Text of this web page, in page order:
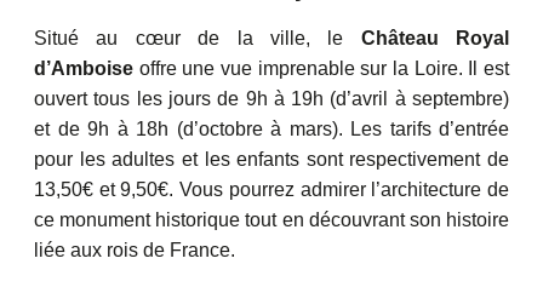
Situé au cœur de la ville, le Château Royal
d’Amboise offre une vue imprenable sur la Loire. Il est
ouvert tous les jours de 9h à 19h (d’avril à septembre)
et de 9h à 18h (d’octobre à mars). Les tarifs d’entrée
pour les adultes et les enfants sont respectivement de
13,50€ et 9,50€. Vous pourrez admirer l’architecture de
ce monument historique tout en découvrant son histoire
liée aux rois de France.